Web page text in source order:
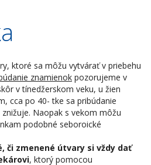
ktoré sa môžu vytvárať v priebehu
znamienok pozorujeme v
v tínedžerskom veku, u žien
cca po 40- tke sa pribúdanie
Naopak s vekom môžu
podobné seboroické
či zmenené útvary si vždy dať
, ktorý pomocou